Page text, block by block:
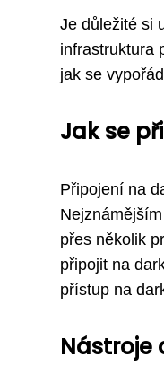
Je důležité si
infrastruktura
jak se
Jak se
Připojení na
přes několik
připojit na
přístup na
Nástroje